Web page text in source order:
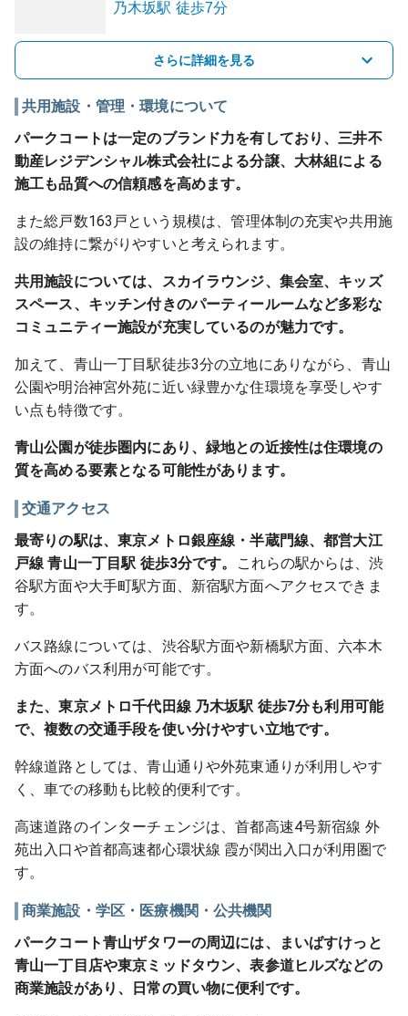
乃木坂駅 徒歩7分
さらに詳細を見る
共用施設・管理・環境について
パークコートは一定のブランド力を有しており、三井不
動産レジデンシャル株式会社による分譲、大林組による
施工も品質への信頼感を高めます。
また総戸数163戸という規模は、管理体制の充実や共用施
設の維持に繋がりやすいと考えられます。
共用施設については、スカイラウンジ、集会室、キッズ
スペース、キッチン付きのパーティールームなど多彩な
コミュニティー施設が充実しているのが魅力です。
加えて、青山一丁目駅徒歩3分の立地にありながら、青山
公園や明治神宮外苑に近い緑豊かな住環境を享受しやす
い点も特徴です。
青山公園が徒歩圏内にあり、緑地との近接性は住環境の
質を高める要素となる可能性があります。
交通アクセス
最寄りの駅は、東京メトロ銀座線・半蔵門線、都営大江
戸線 青山一丁目駅 徒歩3分です。
これらの駅からは、渋
谷駅方面や大手町駅方面、新宿駅方面へアクセスできま
す。
バス路線については、渋谷駅方面や新橋駅方面、六本木
方面へのバス利用が可能です。
また、東京メトロ千代田線 乃木坂駅 徒歩7分も利用可能
で、複数の交通手段を使い分けやすい立地です。
幹線道路としては、青山通りや外苑東通りが利用しやす
く、車での移動も比較的便利です。
高速道路のインターチェンジは、首都高速4号新宿線 外
苑出入口や首都高速都心環状線 霞が関出入口が利用圏で
す。
商業施設・学区・医療機関・公共機関
パークコート青山ザタワーの周辺には、まいばすけっと
青山一丁目店や東京ミッドタウン、表参道ヒルズなどの
商業施設があり、日常の買い物に便利です。